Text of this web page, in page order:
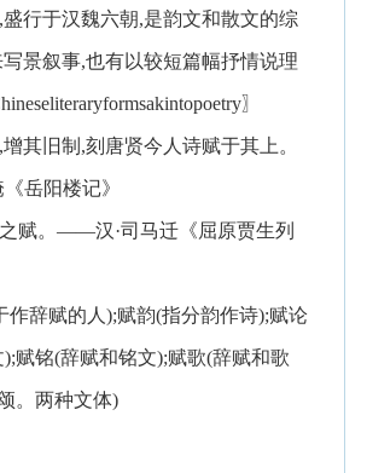
行于汉魏六朝,是韵文和散文的综
景叙事,也有以较短篇幅抒情说理
〗
其旧制,刻唐贤今人诗赋于其上。
岳阳楼记》
赋。——汉·司马迁《屈原贾生列
作辞赋的人);赋韵(指分韵作诗);赋论
赋铭(辞赋和铭文);赋歌(辞赋和歌
。两种文体)